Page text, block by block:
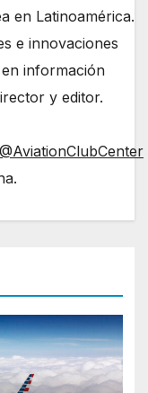
en Latinoamérica.
e innovaciones
información
y editor.